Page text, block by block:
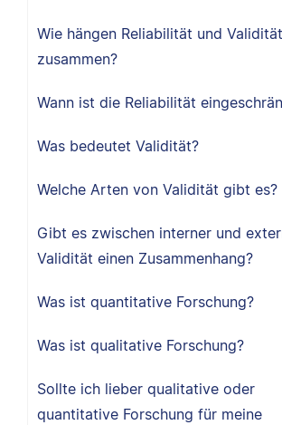
Wie hängen Reliabilität und Validität
zusammen?
Wann ist die Reliabilität
Was bedeutet Validität?
Welche Arten von Validität gibt es?
Gibt es zwischen interner und
Validität einen Zusammenhang?
Was ist quantitative Forschung?
Was ist qualitative Forschung?
Sollte ich lieber qualitative oder
quantitative Forschung für meine